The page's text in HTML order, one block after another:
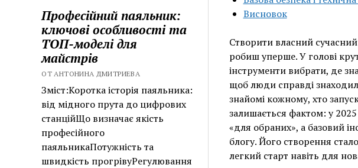
Професійний паяльник:
ключові особливості та
ТОП-моделі для
майстрів
ОТ АНТОНИНА ДМИТРИЕВА
Зміст:Коротка історія паяльника:
від мідного прута до цифрових
станційЩо визначає якість
професійного
паяльникаПотужність та
швидкість прогрівуРегулювання
Висновок
Створити власний
робиш уперше. У голові
інструменти вибрати, де
щоб люди справді
знайомі кожному, хто
залишається фактом: у
«для обраних», а базовий
блогу. Його створення
легкий старт навіть для